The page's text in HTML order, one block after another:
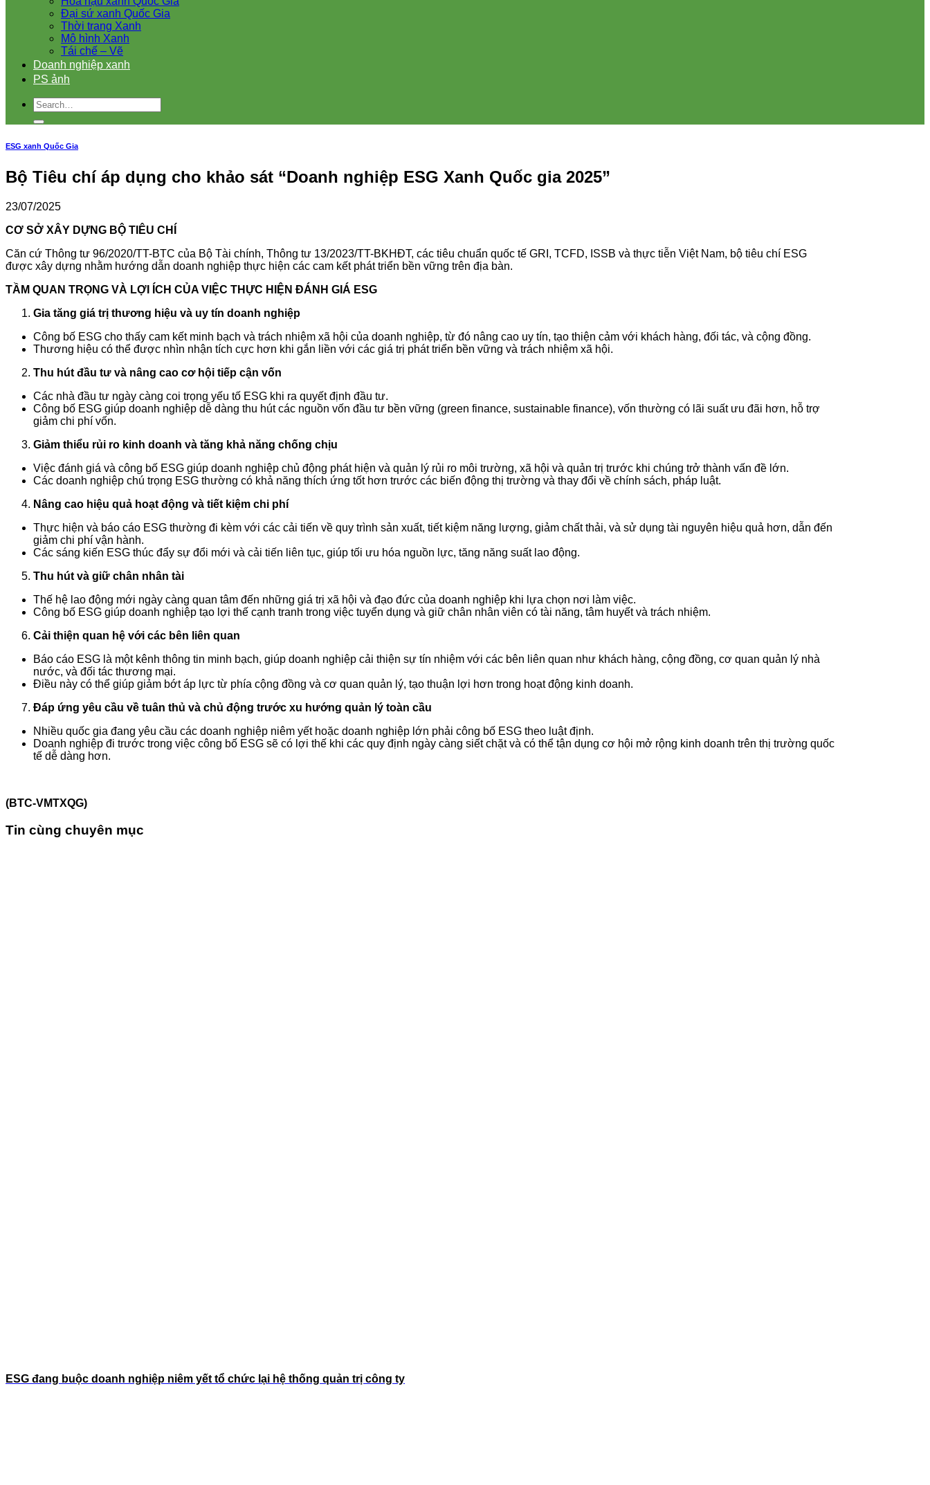
Đại sứ xanh Quốc Gia
Thời trang Xanh
Mô hình Xanh
Tái chế – Vẽ
Doanh nghiệp xanh
PS ảnh
ESG xanh Quốc Gia
Bộ Tiêu chí áp dụng cho khảo sát “Doanh nghiệp ESG Xanh Quốc gia 2025”
23/07/2025
CƠ SỞ XÂY DỰNG BỘ TIÊU CHÍ
Căn cứ Thông tư 96/2020/TT-BTC của Bộ Tài chính, Thông tư 13/2023/TT-BKHĐT, các tiêu chuẩn quốc tế GRI, TCFD, ISSB và thực tiễn Việt Nam, bộ tiêu chí ESG
được xây dựng nhằm hướng dẫn doanh nghiệp thực hiện các cam kết phát triển bền vững trên địa bàn.
TẦM QUAN TRỌNG VÀ LỢI ÍCH CỦA VIỆC THỰC HIỆN ĐÁNH GIÁ ESG
Gia tăng giá trị thương hiệu và uy tín doanh nghiệp
Công bố ESG cho thấy cam kết minh bạch và trách nhiệm xã hội của doanh nghiệp, từ đó nâng cao uy tín, tạo thiện cảm với khách hàng, đối tác, và cộng đồng.
Thương hiệu có thể được nhìn nhận tích cực hơn khi gắn liền với các giá trị phát triển bền vững và trách nhiệm xã hội.
Thu hút đầu tư và nâng cao cơ hội tiếp cận vốn
Các nhà đầu tư ngày càng coi trọng yếu tố ESG khi ra quyết định đầu tư.
Công bố ESG giúp doanh nghiệp dễ dàng thu hút các nguồn vốn đầu tư bền vững (green finance, sustainable finance), vốn thường có lãi suất ưu đãi hơn, hỗ trợ
giảm chi phí vốn.
Giảm thiểu rủi ro kinh doanh và tăng khả năng chống chịu
Việc đánh giá và công bố ESG giúp doanh nghiệp chủ động phát hiện và quản lý rủi ro môi trường, xã hội và quản trị trước khi chúng trở thành vấn đề lớn.
Các doanh nghiệp chú trọng ESG thường có khả năng thích ứng tốt hơn trước các biến động thị trường và thay đổi về chính sách, pháp luật.
Nâng cao hiệu quả hoạt động và tiết kiệm chi phí
Thực hiện và báo cáo ESG thường đi kèm với các cải tiến về quy trình sản xuất, tiết kiệm năng lượng, giảm chất thải, và sử dụng tài nguyên hiệu quả hơn, dẫn đến
giảm chi phí vận hành.
Các sáng kiến ESG thúc đẩy sự đổi mới và cải tiến liên tục, giúp tối ưu hóa nguồn lực, tăng năng suất lao động.
Thu hút và giữ chân nhân tài
Thế hệ lao động mới ngày càng quan tâm đến những giá trị xã hội và đạo đức của doanh nghiệp khi lựa chọn nơi làm việc.
Công bố ESG giúp doanh nghiệp tạo lợi thế cạnh tranh trong việc tuyển dụng và giữ chân nhân viên có tài năng, tâm huyết và trách nhiệm.
Cải thiện quan hệ với các bên liên quan
Báo cáo ESG là một kênh thông tin minh bạch, giúp doanh nghiệp cải thiện sự tín nhiệm với các bên liên quan như khách hàng, cộng đồng, cơ quan quản lý nhà
nước, và đối tác thương mại.
Điều này có thể giúp giảm bớt áp lực từ phía cộng đồng và cơ quan quản lý, tạo thuận lợi hơn trong hoạt động kinh doanh.
Đáp ứng yêu cầu về tuân thủ và chủ động trước xu hướng quản lý toàn cầu
Nhiều quốc gia đang yêu cầu các doanh nghiệp niêm yết hoặc doanh nghiệp lớn phải công bố ESG theo luật định.
Doanh nghiệp đi trước trong việc công bố ESG sẽ có lợi thế khi các quy định ngày càng siết chặt và có thể tận dụng cơ hội mở rộng kinh doanh trên thị trường quốc
tế dễ dàng hơn.
(BTC-VMTXQG)
Tin cùng chuyên mục
ESG đang buộc doanh nghiệp niêm yết tổ chức lại hệ thống quản trị công ty